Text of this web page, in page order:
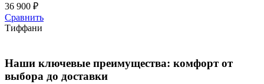
36 900 ₽
Сравнить
Тиффани
Наши ключевые преимущества: комфорт от
выбора до доставки